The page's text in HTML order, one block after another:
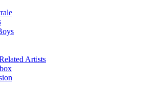
Artists